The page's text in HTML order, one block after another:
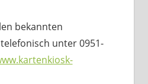
bekannten
unter 0951-